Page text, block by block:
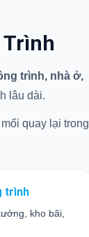
Trình
trình, nhà ở,
lâu dài.
quay lại trong
trình
kho bãi,